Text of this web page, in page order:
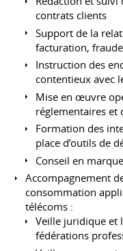
contrats clients
Support de la
facturation,
Instruction des
contentieux avec
Mise en œuvre
réglementaires et
Formation des
place d’outils de
Conseil en
Accompagnement
consommation
télécoms :
Veille juridique et
fédérations